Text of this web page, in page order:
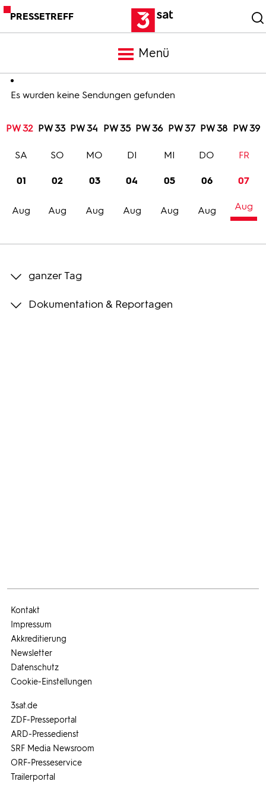
PRESSETREFF
Menü
Meldungen
Programm
Trailer
Bilder
Es wurden keine Sendungen gefunden
PW 32 PW 33 PW 34 PW 35 PW 36 PW 37 PW 38 PW 39
01
Aug
SA
02
Aug
SO
03
Aug
MO
04
Aug
DI
05
Aug
MI
06
Aug
DO
07
Aug
FR
ganzer Tag
Dokumentation & Reportagen
3sat.de
ZDF-Presseportal
ARD-Pressedienst
SRF Media Newsroom
ORF-Presseservice
Trailerportal
Kontakt
Impressum
Akkreditierung
Newsletter
Datenschutz
Cookie-Einstellungen